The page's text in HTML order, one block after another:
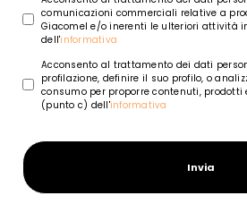
comunicazioni commerciali relative a
Giacomel e/o inerenti le ulteriori attività
dell'informativa
Acconsento al trattamento dei dati
profilazione, definire il suo profilo, o
consumo per proporre contenuti, prodotti
(punto c) dell'informativa